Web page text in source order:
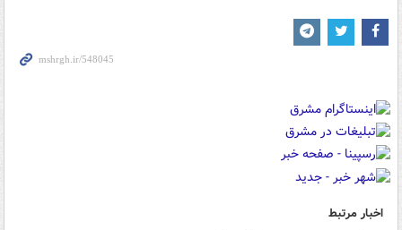
اخبار مرتبط